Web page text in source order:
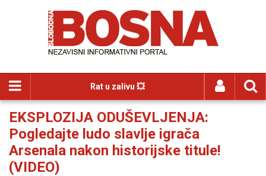
Rat u zalivu 💥
EKSPLOZIJA ODUŠEVLJENJA:
Pogledajte ludo slavlje igrača
Arsenala nakon historijske titule!
(VIDEO)